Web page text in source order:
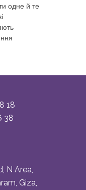
одне й те
18
38
N Area,
Giza,